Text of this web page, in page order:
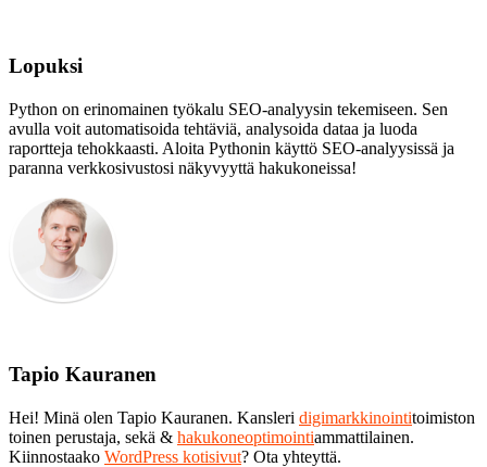
Lopuksi
Python on erinomainen työkalu SEO-analyysin tekemiseen. Sen
avulla voit automatisoida tehtäviä, analysoida dataa ja luoda
raportteja tehokkaasti. Aloita Pythonin käyttö SEO-analyysissä ja
paranna verkkosivustosi näkyvyyttä hakukoneissa!
Tapio Kauranen
Hei! Minä olen Tapio Kauranen. Kansleri digimarkkinointitoimiston
toinen perustaja, sekä & hakukoneoptimointiammattilainen.
Kiinnostaako WordPress kotisivut? Ota yhteyttä.